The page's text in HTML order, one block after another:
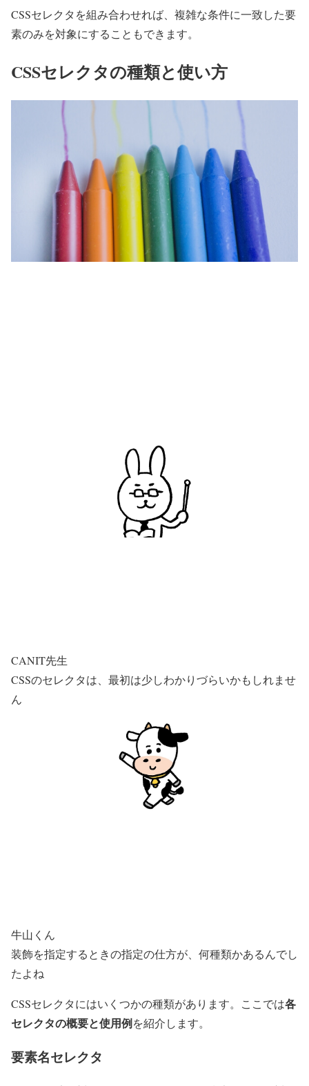
CSSセレクタを組み合わせれば、複雑な条件に一致した要
素のみを対象にすることもできます。
CSSセレクタの種類と使い方
CANIT先生
CSSのセレクタは、最初は少しわかりづらいかもしれませ
ん
牛山くん
装飾を指定するときの指定の仕方が、何種類かあるんでし
たよね
CSSセレクタにはいくつかの種類があります。ここでは各
セレクタの概要と使用例を紹介します。
要素名セレクタ